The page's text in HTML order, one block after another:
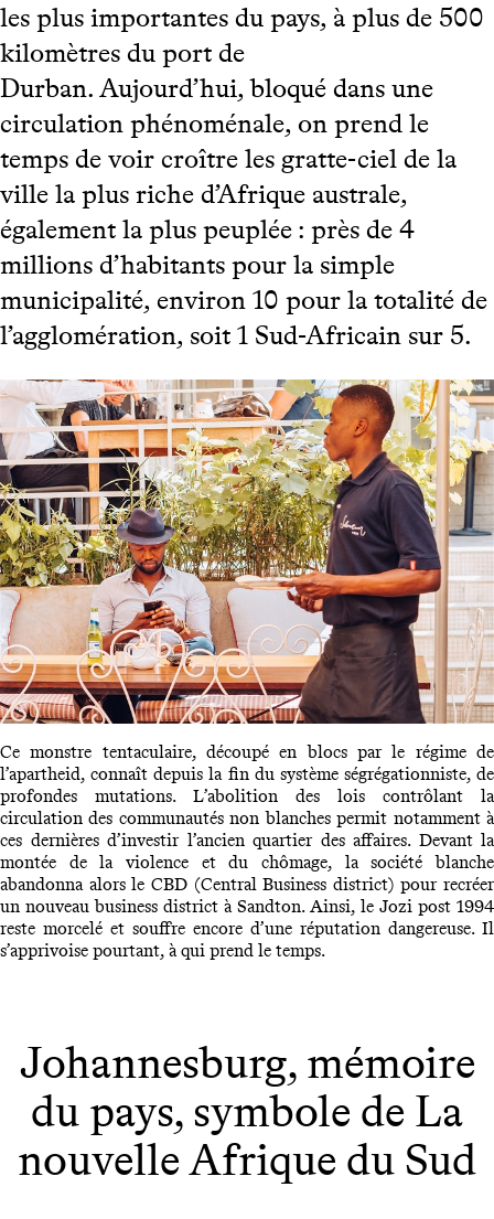
les plus importantes du pays, à plus de 500
kilomètres du port de
Durban. Aujourd’hui, bloqué dans une
circulation phénoménale, on prend le
temps de voir croître les gratte-ciel de la
ville la plus riche d’Afrique australe,
également la plus peuplée : près de 4
millions d’habitants pour la simple
municipalité, environ 10 pour la totalité de
l’agglomération, soit 1 Sud-Africain sur 5.
Ce monstre tentaculaire, découpé en blocs par le régime de
l’apartheid, connaît depuis la fin du système ségrégationniste, de
profondes mutations. L’abolition des lois contrôlant la
circulation des communautés non blanches permit notamment à
ces dernières d’investir l’ancien quartier des affaires. Devant la
montée de la violence et du chômage, la société blanche
abandonna alors le CBD (Central Business district) pour recréer
un nouveau business district à Sandton. Ainsi, le Jozi post 1994
reste morcelé et souffre encore d’une réputation dangereuse. Il
s’apprivoise pourtant, à qui prend le temps.
Johannesburg, mémoire
du pays, symbole de La
nouvelle Afrique du Sud